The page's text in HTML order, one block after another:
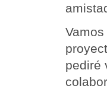
pediré